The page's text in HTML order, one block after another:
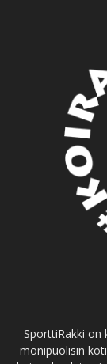
SporttiRakki on
monipuolisin